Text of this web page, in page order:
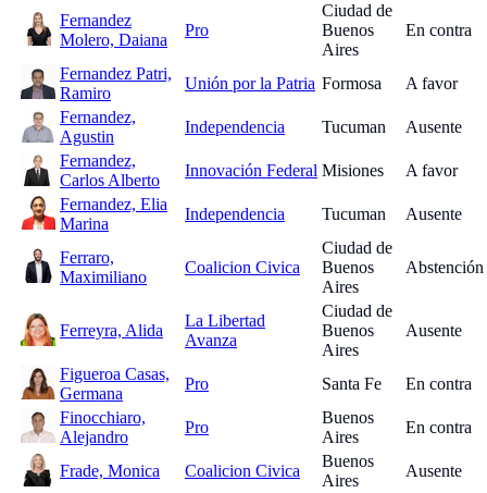
Fernandez
Molero, Daiana
Pro
Ciudad de
Buenos
Aires
En contra
Fernandez Patri,
Ramiro
Unión por la Patria Formosa
A favor
Fernandez,
Agustin
Independencia Tucuman
Ausente
Fernandez,
Carlos Alberto
Innovación Federal Misiones
A favor
Fernandez, Elia
Marina
Independencia Tucuman Ausente
Ferraro,
Maximiliano
Coalicion Civica
Ciudad de
Buenos
Aires
Abstención
Ferreyra, Alida
La Libertad
Avanza
Ciudad de
Buenos
Aires
Ausente
Figueroa Casas,
Germana
Pro Santa Fe
En contra
Finocchiaro,
Alejandro
Pro
Buenos
Aires
En contra
Frade, Monica Coalicion Civica
Buenos
Aires
Ausente